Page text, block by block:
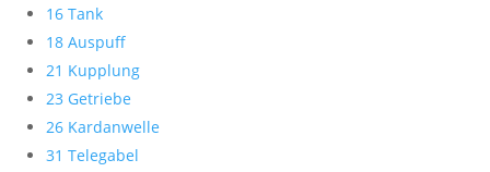
16 Tank
18 Auspuff
21 Kupplung
23 Getriebe
26 Kardanwelle
31 Telegabel